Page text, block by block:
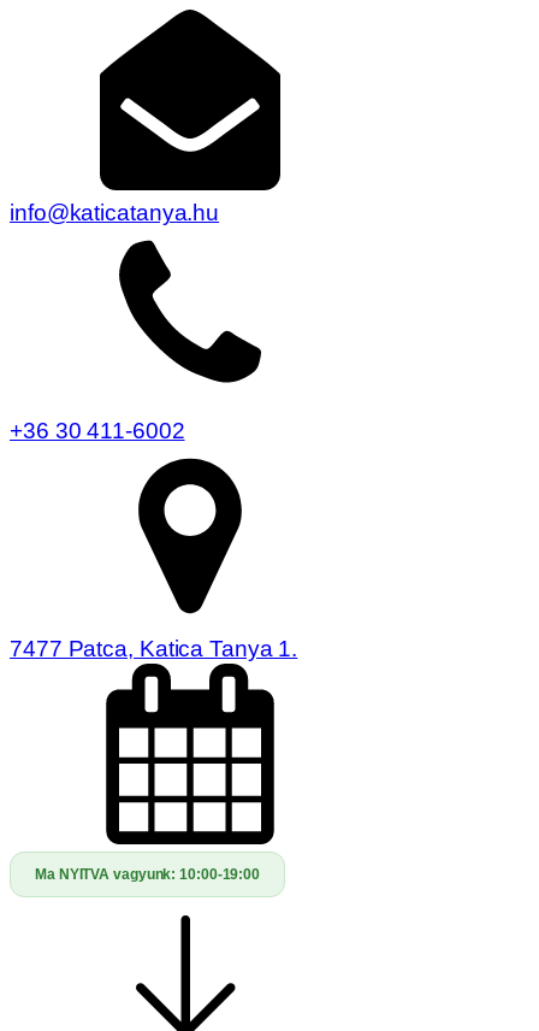
info@katicatanya.hu
+36 30 411-6002
7477 Patca, Katica Tanya 1.
Ma NYITVA vagyunk:10:00-19:00